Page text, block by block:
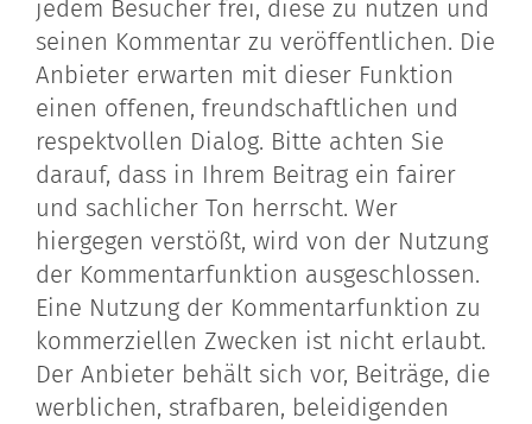
jedem Besucher frei, diese zu nutzen und
seinen Kommentar zu veröffentlichen. Die
Anbieter erwarten mit dieser Funktion
einen offenen, freundschaftlichen und
respektvollen Dialog. Bitte achten Sie
darauf, dass in Ihrem Beitrag ein fairer
und sachlicher Ton herrscht. Wer
hiergegen verstößt, wird von der Nutzung
der Kommentarfunktion ausgeschlossen.
Eine Nutzung der Kommentarfunktion zu
kommerziellen Zwecken ist nicht erlaubt.
Der Anbieter behält sich vor, Beiträge, die
werblichen, strafbaren, beleidigenden